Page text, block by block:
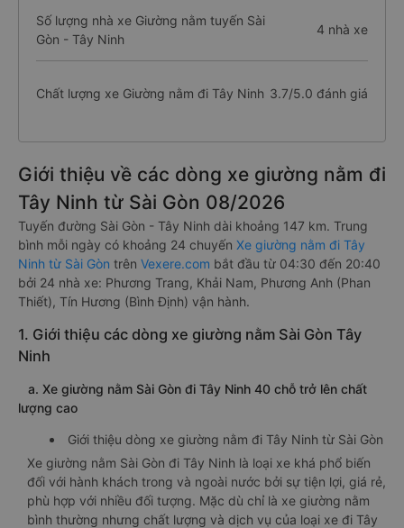
Số lượng nhà xe Giường nằm tuyến Sài
Gòn - Tây Ninh
4 nhà xe
Chất lượng xe Giường nằm đi Tây Ninh 3.7/5.0 đánh giá
Giới thiệu về các dòng xe giường nằm đi
Tây Ninh từ Sài Gòn 08/2026
Tuyến đường Sài Gòn - Tây Ninh dài khoảng 147 km. Trung
bình mỗi ngày có khoảng 24 chuyến Xe giường nằm đi Tây
Ninh từ Sài Gòn trên Vexere.com bắt đầu từ 04:30 đến 20:40
bởi 24 nhà xe: Phương Trang, Khải Nam, Phương Anh (Phan
Thiết), Tín Hương (Bình Định) vận hành.
1. Giới thiệu các dòng xe giường nằm Sài Gòn Tây
Ninh
a. Xe giường nằm Sài Gòn đi Tây Ninh 40 chỗ trở lên chất
lượng cao
Giới thiệu dòng xe giường nằm đi Tây Ninh từ Sài Gòn
Xe giường nằm Sài Gòn đi Tây Ninh là loại xe khá phổ biến
đối với hành khách trong và ngoài nước bởi sự tiện lợi, giá rẻ,
phù hợp với nhiều đối tượng. Mặc dù chỉ là xe giường nằm
bình thường nhưng chất lượng và dịch vụ của loại xe đi Tây